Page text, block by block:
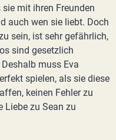
sie mit ihren Freunden
auch wen sie liebt. Doch
sein, ist sehr gefährlich,
sind gesetzlich
muss Eva
spielen, als sie diese
keinen Fehler zu
Liebe zu Sean zu